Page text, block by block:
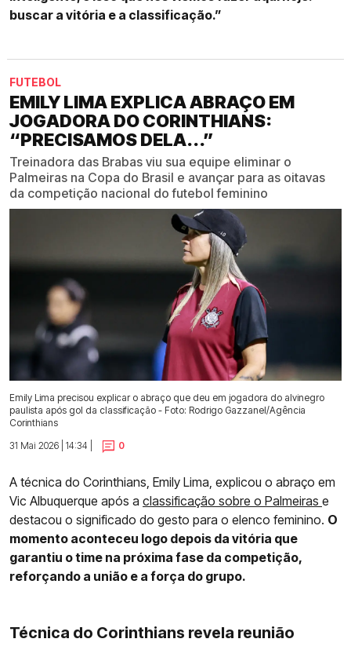
buscar a vitória e a classificação.”
FUTEBOL
EMILY LIMA EXPLICA ABRAÇO EM
JOGADORA DO CORINTHIANS:
“PRECISAMOS DELA...”
Treinadora das Brabas viu sua equipe eliminar o
Palmeiras na Copa do Brasil e avançar para as oitavas
da competição nacional do futebol feminino
Emily Lima precisou explicar o abraço que deu em jogadora do alvinegro
paulista após gol da classificação - Foto: Rodrigo Gazzanel/Agência
Corinthians
31 Mai 2026 | 14:34 |
0
A técnica do Corinthians, Emily Lima, explicou o abraço em
Vic Albuquerque após a classificação sobre o Palmeiras e
destacou o significado do gesto para o elenco feminino. O
momento aconteceu logo depois da vitória que
garantiu o time na próxima fase da competição,
reforçando a união e a força do grupo.
Técnica do Corinthians revela reunião